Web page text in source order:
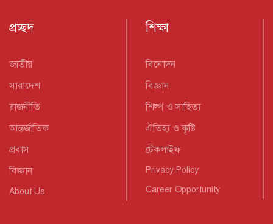
প্রচ্ছদ
জাতীয়
সারাদেশ
রাজনীতি
আন্তর্জাতিক
প্রবাস
বিজ্ঞান
About Us
শিক্ষা
বিনোদন
বিজ্ঞান
শিল্প ও সাহিত্য
ঐতিহ্য ও কৃষ্টি
টেকলাইফ
Privacy Policy
Career Opportunity